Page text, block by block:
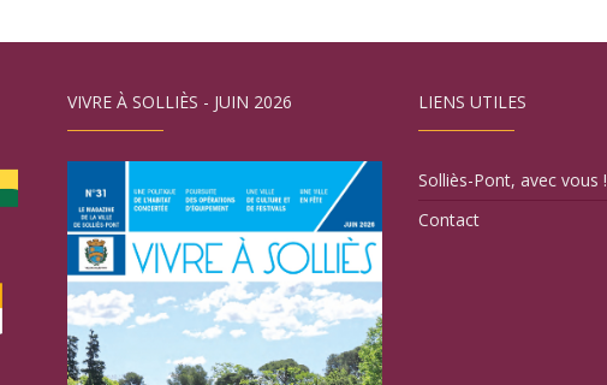
VIVRE À SOLLIÈS - JUIN 2026 LIENS UTILES
Solliès-Pont, avec vous !
Contact